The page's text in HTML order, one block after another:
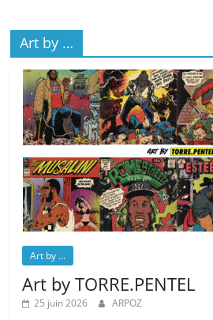
Art by …
Art by ...
Art by TORRE.PENTEL
25 juin 2026 ARPOZ